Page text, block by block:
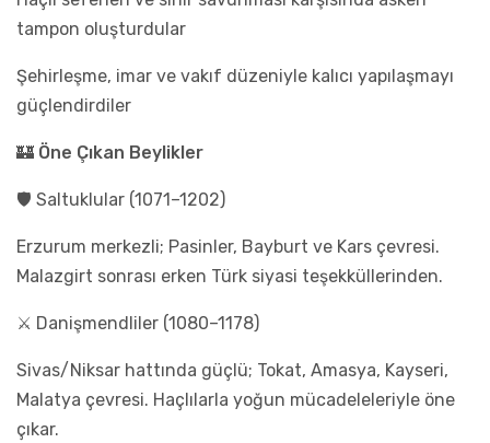
tampon oluşturdular
Şehirleşme, imar ve vakıf düzeniyle kalıcı yapılaşmayı
güçlendirdiler
🏰 Öne Çıkan Beylikler
🛡️ Saltuklular (1071–1202)
Erzurum merkezli; Pasinler, Bayburt ve Kars çevresi.
Malazgirt sonrası erken Türk siyasi teşekküllerinden.
⚔️ Danişmendliler (1080–1178)
Sivas/Niksar hattında güçlü; Tokat, Amasya, Kayseri,
Malatya çevresi. Haçlılarla yoğun mücadeleleriyle öne
çıkar.